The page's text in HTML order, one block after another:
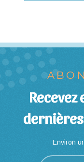
Environ